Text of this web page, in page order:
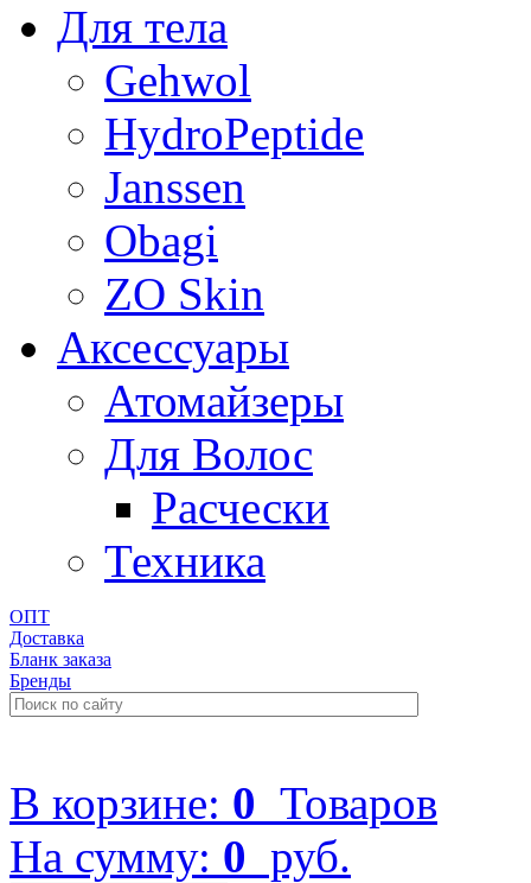
Для тела
Gehwol
HydroPeptide
Janssen
Obagi
ZO Skin
Aксессуары
Атомайзеры
Для Волос
Расчески
Техника
ОПТ
Доставка
Бланк заказа
Бренды
В корзине: 0 Товаров
На сумму: 0 руб.